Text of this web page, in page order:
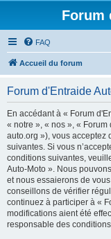
Forum
FAQ
Accueil du forum
Forum d'Entraide
En accédant à « Forum
« notre », « nos », « Forum
auto.org »), vous acceptez
suivantes. Si vous
conditions suivantes,
Auto-Moto ». Nous
et nous essaierons de
conseillons de vérifier
continuez à participer à «
modifications aient été
responsable des